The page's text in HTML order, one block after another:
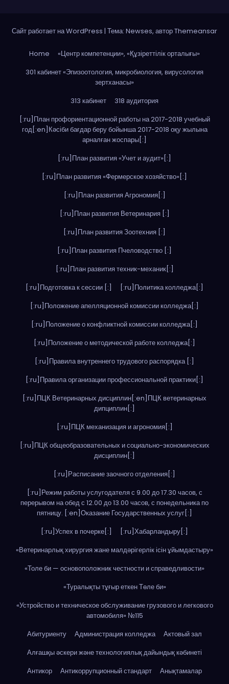
Сайт работает на WordPress | Тема: Newses, авторThemeansar
Home
«Центр компетенции», «Құзіреттілік орталығы»
301 кабинет «Эпизоотология, микробиология, вирусология
зертханасы»
313 кабинет
318 аудитория
[:ru]План профориентационной работы на 2017-2018 учебный
год[:en]Кәсіби бағдар беру бойынша 2017-2018 оқу жылына
арналған жоспары[:]
[:ru]План развития «Учет и аудит»[:]
[:ru]План развития «Фермерское хозяйство»[:]
[:ru]План развития Агрономия[:]
[:ru]План развития Ветеринария [:]
[:ru]План развития Зоотехния [:]
[:ru]План развития Пчеловодство [:]
[:ru]План развития техник-механик[:]
[:ru]Подготовка к сессии [:]
[:ru]Политика колледжа[:]
[:ru]Положение апелляционной комиссии колледжа[:]
[:ru]Положение о конфликтной комиссии колледжа[:]
[:ru]Положение о методической работе колледжа[:]
[:ru]Правила внутреннего трудового распорядка [:]
[:ru]Правила организации профессиональной практики[:]
[:ru]ПЦК Ветеринарных дисциплин[:en]ПЦК ветеринарных
дипциплин[:]
[:ru]ПЦК механизация и агрономия[:]
[:ru]ПЦК общеобразовательных и социально-экономических
дисциплин[:]
[:ru]Расписание заочного отделения[:]
[:ru]Режим работы услугодателя с 9.00 до 17.30 часов, с
перерывом на обед с 12.00 до 13.00 часов, с понедельника по
пятницу. [:en]Оказание Государственных услуг[:]
[:ru]Успех в почерке[:]
[:ru]Хабарландыру[:]
«Ветеринарлық хирургия жане малдәрігерлік ісін ұйымдастыру»
«Толе би — основоположник честности и справедливости»
«Туралықты тұғыр еткен Төле би»
«Устройство и техническое обслуживание грузового и легкового
автомобиля» №115
Абитуриенту
Администрация колледжа
Актовый зал
Алғашқы әскери және технологиялық дайындық кәбинеті
Антикор
Антикоррупционный стандарт
Анықтамалар